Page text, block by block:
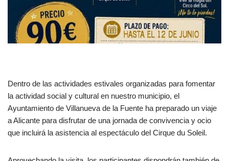
Dentro de las actividades estivales organizadas para fomentar
la actividad social y cultural en nuestro municipio, el
Ayuntamiento de Villanueva de la Fuente ha preparado un viaje
a Alicante para disfrutar de una jornada de convivencia y ocio
que incluirá la asistencia al espectáculo del Cirque du Soleil.